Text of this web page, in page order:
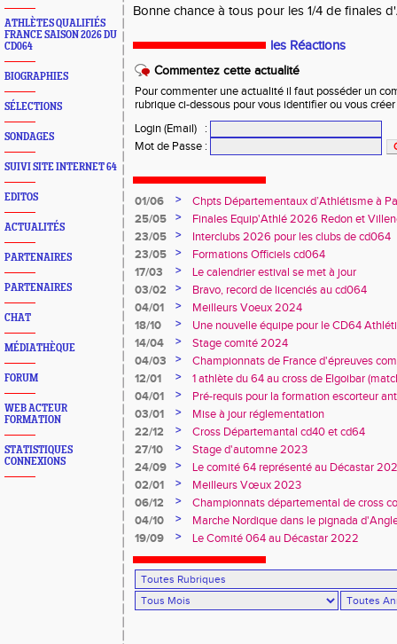
ATHLÈTES QUALIFIÉS
FRANCE SAISON 2026 DU
CD064
BIOGRAPHIES
SÉLECTIONS
SONDAGES
SUIVI SITE INTERNET 64
EDITOS
ACTUALITÉS
PARTENAIRES
PARTENAIRES
CHAT
MÉDIATHÈQUE
FORUM
WEB ACTEUR
FORMATION
STATISTIQUES
CONNEXIONS
Bonne chance à tous pour les 1/4 de finales
les Réactions
Commentez cette actualité
Pour commenter une actualité il faut posséder un
rubrique ci-dessous pour vous identifier ou vous
Login (Email)
:
Mot de Passe :
01/06 >
Chpts Départementaux d’Athlétisme à
Toulouse
25/05 >
Finales Equip'Athlé 2026 Redon et
23/05
>
Interclubs 2026 pour les clubs de cd064
23/05
>
Formations Officiels cd064
17/03
>
Le calendrier estival se met à jour
03/02
>
Bravo, record de licenciés au cd064
04/01
>
Meilleurs Voeux 2024
18/10
>
Une nouvelle équipe pour le CD64
14/04
>
Stage comité 2024
04/03
>
Championnats de France d'épreuves
Duler titré
12/01 >
1 athlète du 64 au cross de Elgoibar
04/01
>
Pré-requis pour la formation escorteur
03/01
>
Mise à jour réglementation
22/12
>
Cross Départemantal cd40 et cd64
27/10
>
Stage d'automne 2023
24/09
>
Le comité 64 représenté au Décastar
02/01
>
Meilleurs Vœux 2023
06/12
>
Championnats départemental de cross
04/10
>
Marche Nordique dans le pignada
19/09
> Le Comité 064 au Décastar 2022